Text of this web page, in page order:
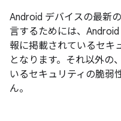
Android デバイスの最新
言するためには、
報に掲載されているセキ
となります。それ以外の
いるセキュリティの脆弱
ん。